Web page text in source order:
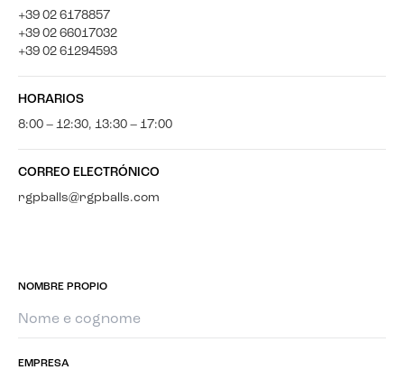
+39 02 6178857
+39 02 66017032
+39 02 61294593
HORARIOS
8:00 – 12:30, 13:30 – 17:00
CORREO ELECTRÓNICO
rgpballs@rgpballs.com
NOMBRE PROPIO
EMPRESA